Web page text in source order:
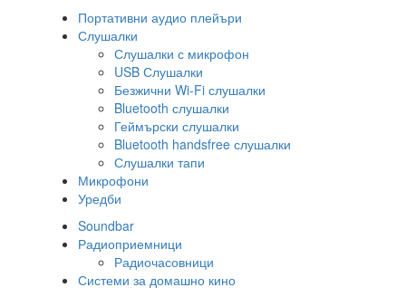
Портативни аудио плейъри
Слушалки
Слушалки с микрофон
USB Слушалки
Безжични Wi-Fi слушалки
Bluetooth слушалки
Геймърски слушалки
Bluetooth handsfree слушалки
Слушалки тапи
Микрофони
Уредби
Soundbar
Радиоприемници
Радиочасовници
Системи за домашно кино